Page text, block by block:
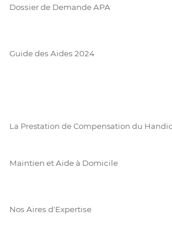
Dossier de Demande APA
Guide des Aides 2024
La Prestation de Compensation du
Maintien et Aide à Domicile
Nos Aires d'Expertise